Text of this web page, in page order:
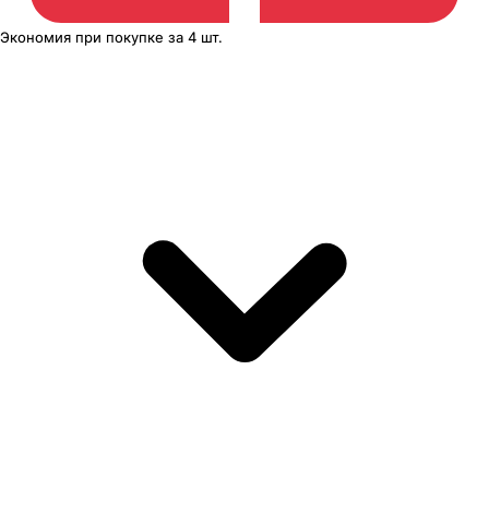
Экономия при покупке за 4 шт.